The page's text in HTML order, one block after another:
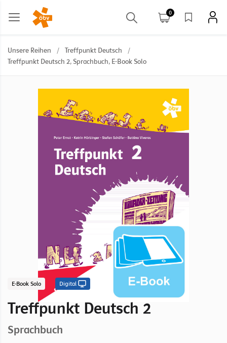
0
Unsere Reihen / Treffpunkt Deutsch
/
Treffpunkt Deutsch 2, Sprachbuch, E-Book Solo
E-Book Solo Digital
Treffpunkt Deutsch 2
Sprachbuch